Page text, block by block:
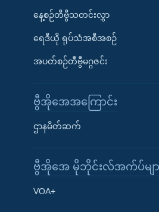
Learning English
နေ့စဉ်တီဗွီသတင်းလွှာ
ရေဒီယို ရုပ်သံအစီအစဉ်
အပတ်စဉ်တီဗွီမဂ္ဂဇင်း
ဗွီအိုအေအကြောင်း
ဌာနမိတ်ဆက်
ဗွီအိုအေ မိုဘိုင်းလ်အက်ပ်မျာ
VOA+